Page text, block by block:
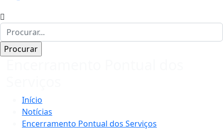
Início
Notícias
Encerramento Pontual dos Serviços